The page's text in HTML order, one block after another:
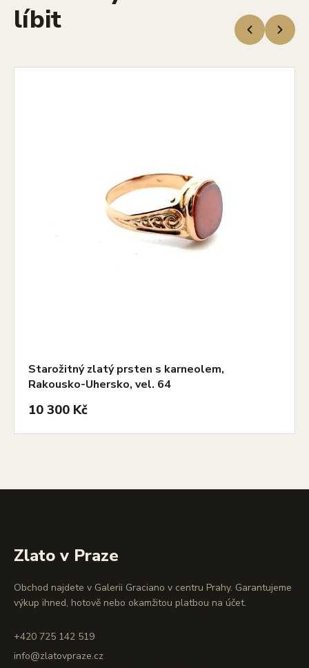
líbit
Starožitný zlatý prsten s karneolem,
Rakousko-Uhersko, vel. 64
10 300 Kč
Zlato v Praze
Obchod najdete v Galerii Graciano v centru Prahy. Garantujeme
výkup ihned, hotově nebo okamžitou platbou na účet.
+420 725 142 519
info@zlatovpraze.cz